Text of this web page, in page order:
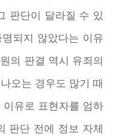
판단이 달라질 수 있
되지 않았다는 이유
의 판결 역시 유죄의
오는 경우도 많기 때
이유로 표현자를 엄하
판단 전에 정보 자체